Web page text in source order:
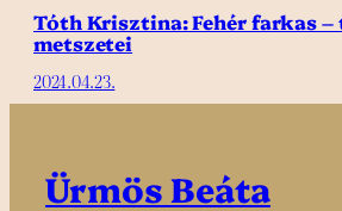
Tóth Krisztina: Fehér farkas
metszetei
2024.04.23.
Ürmös Beáta